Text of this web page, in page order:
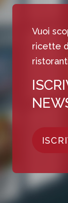
Vuoi
ricette